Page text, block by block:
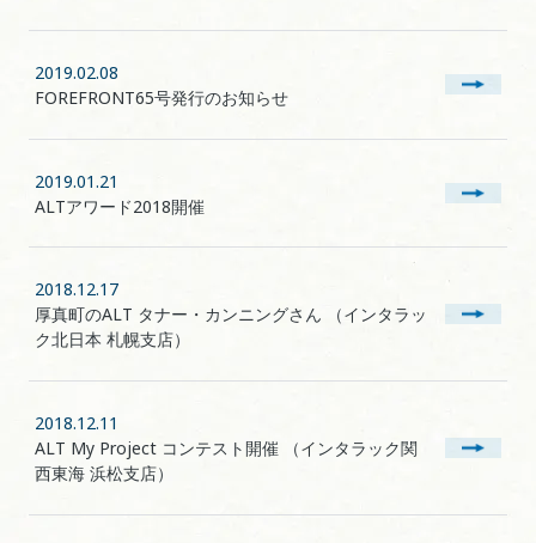
2019.02.08
FOREFRONT65号発行のお知らせ
2019.01.21
ALTアワード2018開催
2018.12.17
厚真町のALT タナー・カンニングさん （インタラッ
ク北日本 札幌支店）
2018.12.11
ALT My Project コンテスト開催 （インタラック関
西東海 浜松支店）